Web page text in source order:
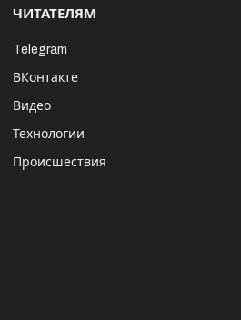
ЧИТАТЕЛЯМ
Telegram
ВКонтакте
Видео
Технологии
Происшествия